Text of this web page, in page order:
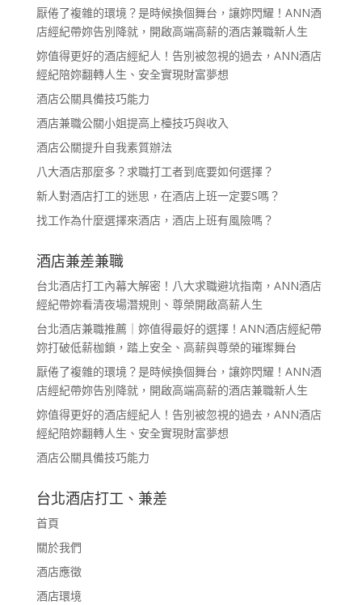
厭倦了複雜的環境？是時候換個舞台，讓妳閃耀！ANN酒
店經紀帶妳告別降就，開啟高端高薪的酒店兼職新人生
妳值得更好的酒店經紀人！告別被忽視的過去，ANN酒店
經紀陪妳翻轉人生、安全實現財富夢想
酒店公關具備技巧能力
酒店兼職公關小姐提高上檯技巧與收入
酒店公關提升自我素質辦法
八大酒店那麼多？求職打工者到底要如何選擇？
新人對酒店打工的迷思，在酒店上班一定要S嗎？
找工作為什麼選擇來酒店，酒店上班有風險嗎？
酒店兼差兼職
台北酒店打工內幕大解密！八大求職避坑指南，ANN酒店
經紀帶妳看清夜場潛規則、尊榮開啟高薪人生
台北酒店兼職推薦｜妳值得最好的選擇！ANN酒店經紀帶
妳打破低薪枷鎖，踏上安全、高薪與尊榮的璀璨舞台
厭倦了複雜的環境？是時候換個舞台，讓妳閃耀！ANN酒
店經紀帶妳告別降就，開啟高端高薪的酒店兼職新人生
妳值得更好的酒店經紀人！告別被忽視的過去，ANN酒店
經紀陪妳翻轉人生、安全實現財富夢想
酒店公關具備技巧能力
台北酒店打工、兼差
首頁
關於我們
酒店應徵
酒店環境